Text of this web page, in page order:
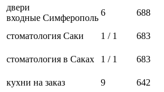
двери
входные Симферополь
6 688
стоматология Саки 1 / 1 683
стоматология в Саках 1 / 1 683
кухни на заказ 9 642